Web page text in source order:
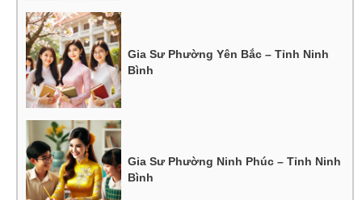
Gia Sư Phường Yên Bắc – Tỉnh Ninh
Bình
Gia Sư Phường Ninh Phúc – Tỉnh Ninh
Bình